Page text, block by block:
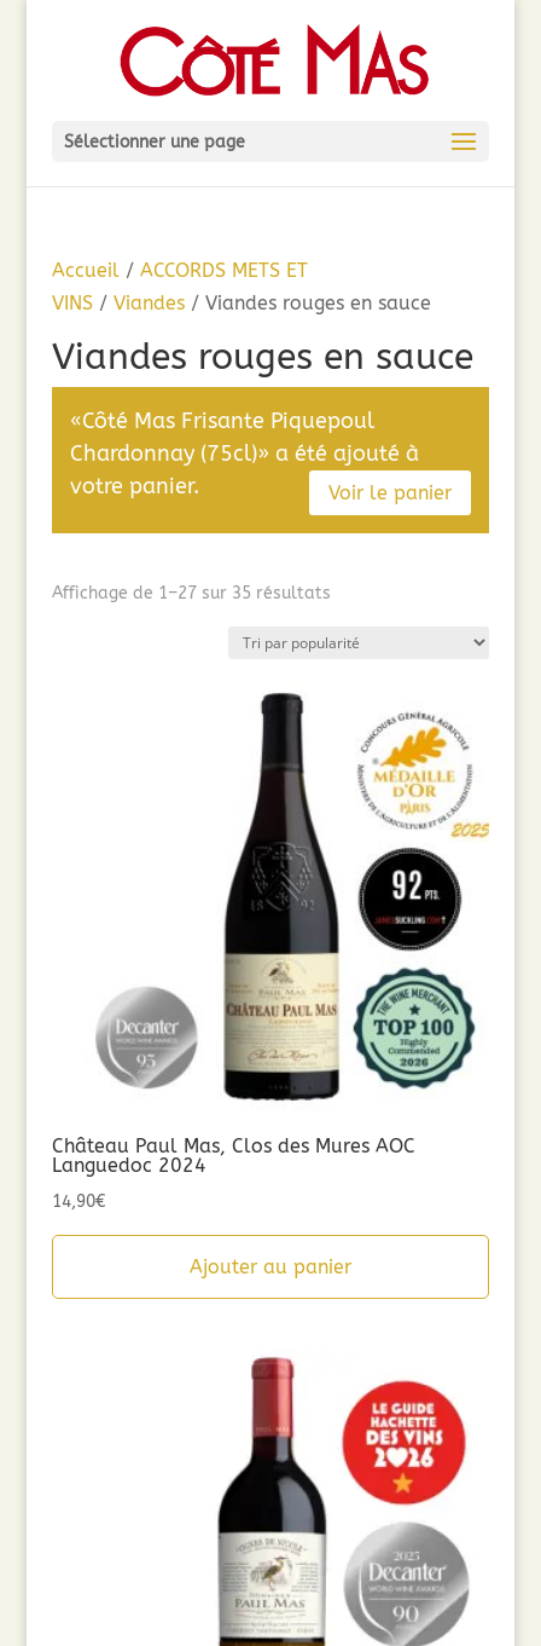
Sélectionner une page
Accueil/ ACCORDS METS ET
VINS/ Viandes/ Viandes rouges en sauce
Viandes rouges en sauce
«Côté Mas Frisante Piquepoul
Chardonnay (75cl)» a été ajouté à
votre panier.
Voir le panier
Affichage de 1–27 sur 35 résultatsTrié
Château Paul Mas, Clos des Mures AOC
Languedoc 2024
14,90€
Ajouter au panier